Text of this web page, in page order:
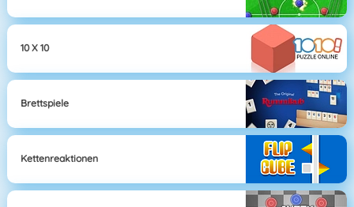
10 X 10
Brettspiele
Kettenreaktionen